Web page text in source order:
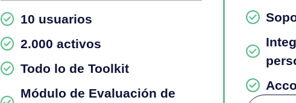
10 usuarios
2.000 activos
Todo lo de Toolkit
Módulo de Evaluación de